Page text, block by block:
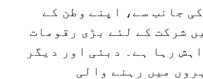
جانب سے، اپنے وطن کے
شرکت کے لئے بڑی رقومات
رہا ہے۔ دبئی اور دیگر
میں رہنے والی